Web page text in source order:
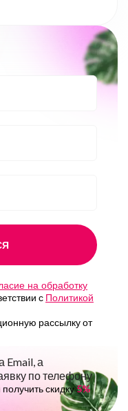
на обработку
с Политикой
рассылку от
Email, а
по телефону
скидку5%